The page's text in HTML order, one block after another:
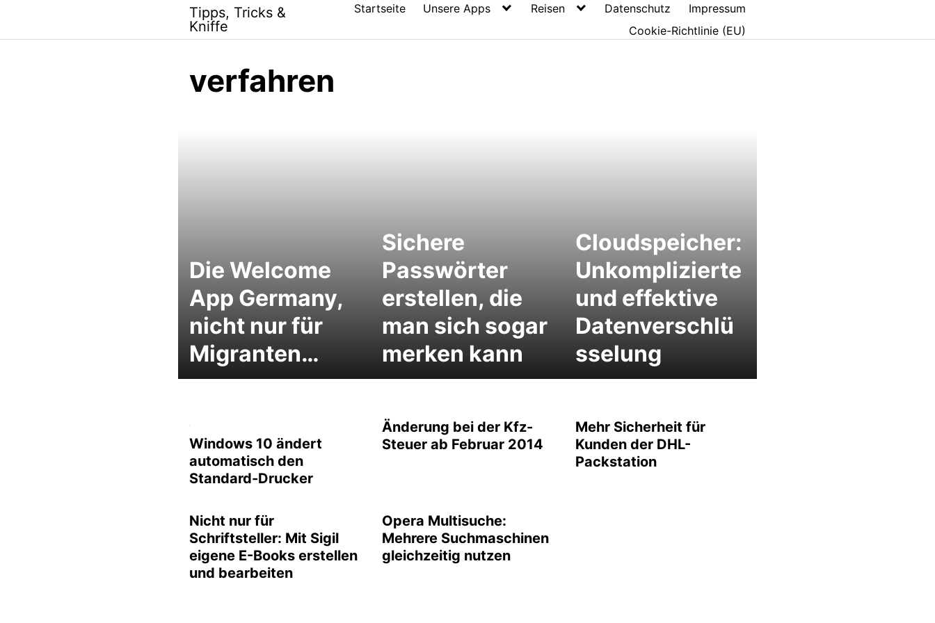
content
Tipps, Tricks &
Kniffe
Startseite Unsere Apps Reisen Datenschutz
Impressum
Cookie-Richtlinie (EU)
verfahren
Die Welcome
App Germany,
nicht nur für
Migranten…
Sichere
Passwörter
erstellen, die
man sich sogar
merken kann
Cloudspeicher:
Unkomplizierte
und effektive
Datenverschlü
sselung
Windows 10 ändert
automatisch den
Standard-Drucker
Änderung bei der Kfz-
Steuer ab Februar 2014
Mehr Sicherheit für
Kunden der DHL-
Packstation
Nicht nur für
Schriftsteller: Mit Sigil
eigene E-Books erstellen
und bearbeiten
Opera Multisuche:
Mehrere Suchmaschinen
gleichzeitig nutzen